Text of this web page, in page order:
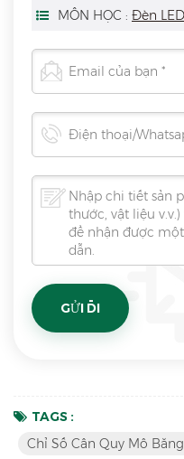
MÔN HỌC : Đèn
TAGS :
Chỉ Số Cân Quy Mô